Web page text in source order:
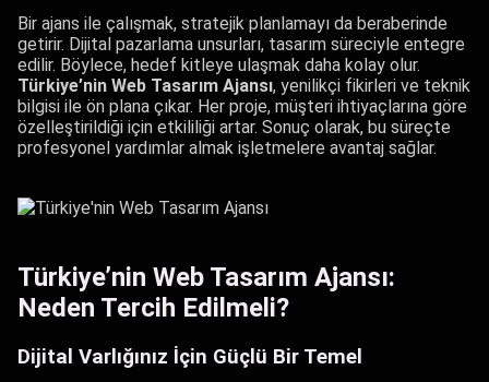
Bir ajans ile çalışmak, stratejik planlamayı da beraberinde
getirir. Dijital pazarlama unsurları, tasarım süreciyle entegre
edilir. Böylece, hedef kitleye ulaşmak daha kolay olur.
Türkiye’nin Web Tasarım Ajansı, yenilikçi fikirleri ve teknik
bilgisi ile ön plana çıkar. Her proje, müşteri ihtiyaçlarına göre
özelleştirildiği için etkililiği artar. Sonuç olarak, bu süreçte
profesyonel yardımlar almak işletmelere avantaj sağlar.
Türkiye’nin Web Tasarım Ajansı:
Neden Tercih Edilmeli?
Dijital Varlığınız İçin Güçlü Bir Temel